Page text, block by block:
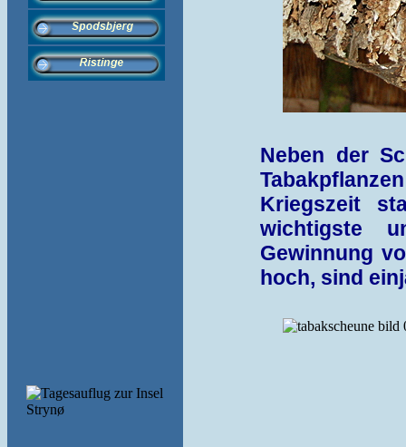
Neben der
Kriegszeit
wichtigste
Gewinnung
hoch, sind